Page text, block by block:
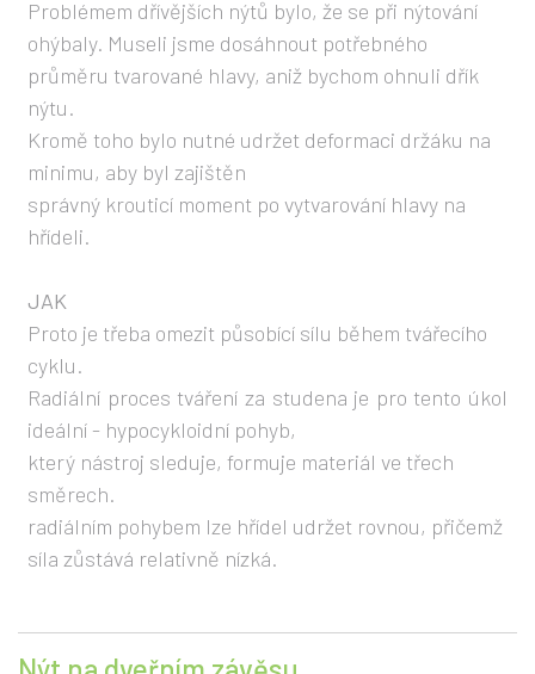
Problémem dřívějších nýtů bylo, že se při nýtování
ohýbaly. Museli jsme dosáhnout potřebného
průměru tvarované hlavy, aniž bychom ohnuli dřík
nýtu.
Kromě toho bylo nutné udržet deformaci držáku na
minimu, aby byl zajištěn
správný krouticí moment po vytvarování hlavy na
hřídeli.
JAK
Proto je třeba omezit působící sílu během tvářecího
cyklu.
Radiální proces tváření za studena je pro tento úkol
ideální - hypocykloidní pohyb,
který nástroj sleduje, formuje materiál ve třech
směrech.
radiálním pohybem lze hřídel udržet rovnou, přičemž
síla zůstává relativně nízká.